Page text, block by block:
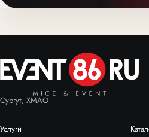
Сургут, ХМАО
Услуги